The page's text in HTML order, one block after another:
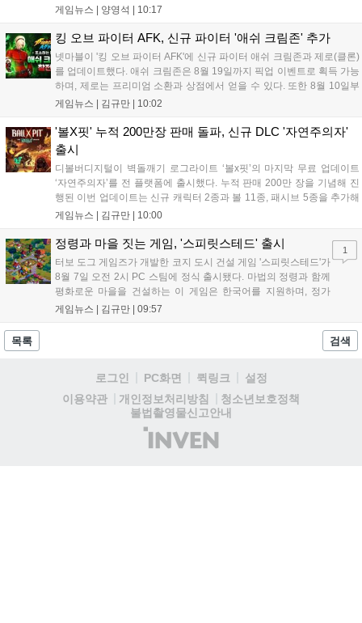
임라인에 연결해 원인을 빠르게 파악하도록 돕는 관제 허브입니
중심의 운영 방식을 사전 대비 체계로 전환하며 데이터 기반의 효
율적인 의사결정을 지원하고 있습니다....
게임뉴스 | 양영석 10:17
킹 오브 파이터 AFK, 신규 파이터 '애쉬 크림존' 추가
넷마블이 '킹 오브 파이터 AFK'에 신규 파이터 애쉬 크림존과 제로(클론)
를 업데이트했다. 애쉬 크림존은 8월 19일까지 픽업 이벤트로 획득 가능
하며, 제로는 프리미엄 소환과 상점에서 얻을 수 있다. 또한 8월 10일부
터 14일까지 럭키 엘피 이벤트로 론을, 13일부터 26일까지 트로피칼 아
로 전략적 전투의 재미가 더욱 강화될 것으로 기대된다....
게임뉴스 | 김규만 10:02
'볼X핏' 누적 200만장 판매 돌파, 신규 DLC '자연주의자'
출시
디볼버디지털이 벽돌깨기 로그라이트 ‘볼x핏’의 마지막 무료 업데이트
‘자연주의자’를 전 플랫폼에 출시했다. 누적 판매 200만 장을 기념해 진
행된 이번 업데이트는 신규 캐릭터 2종과 볼 11종, 패시브 5종을 추가해
전략적 재미를 높였다. 게임은 PC와 콘솔, 모바일에서 한글판으로 즐길
라고 밝혀 향후 행보에 기대감을 모으고 있다. 상세 정보는 공식 홈페이
지에서 확인 가능하다....
게임뉴스 | 김규만 10:00
정령과 마을 짓는 게임, '스피릿스테드' 출시
터보 도그 게임즈가 개발한 코지 도시 건설 게임 '스피릿스테드'가
8월 7일 오전 2시 PC 스팀에 정식 출시됐다. 마법의 정령과 함께
평화로운 마을을 건설하는 이 게임은 한국어를 지원하며, 정가
10,700원에서 10% 할인된 9,630원에 판매된다. 플레이어는 어
고 정령을 활용해 공동체를 성장시킬 수 있다. 따뜻한 손그림 그
래픽이 특징이며, 부담 없이 즐길 수 있는 힐링 게임으로 기대를
게임뉴스 | 김규만 09:57
1
목록 검색
로그인 PC화면 퀵링크
설정
이용약관
개인정보처리방침
청소년보호정책
불법촬영물신고안내
(주)
인